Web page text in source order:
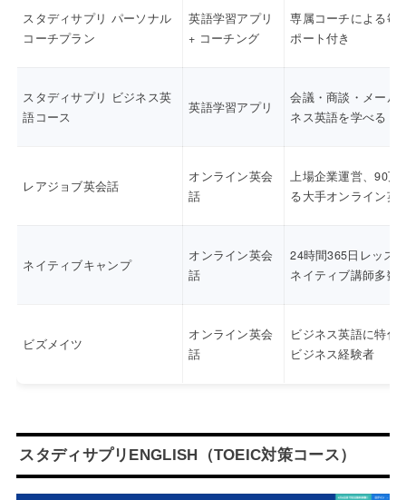
スタディサプリ パーソナル
コーチプラン
英語学習アプリ
+ コーチング
専属コーチによる毎
ポート付き
スタディサプリ ビジネス英
語コース
英語学習アプリ
会議・商談・メール
ネス英語を学べる
レアジョブ英会話
オンライン英会
話
上場企業運営、90万
る大手オンライン英
ネイティブキャンプ
オンライン英会
話
24時間365日レッス
ネイティブ講師多数
ビズメイツ
オンライン英会
話
ビジネス英語に特化
ビジネス経験者
スタディサプリENGLISH（TOEIC対策コース）